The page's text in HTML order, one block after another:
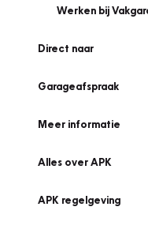
Werken bij
Direct naar
Garageafspraak
Meer informatie
Alles over APK
APK regelgeving